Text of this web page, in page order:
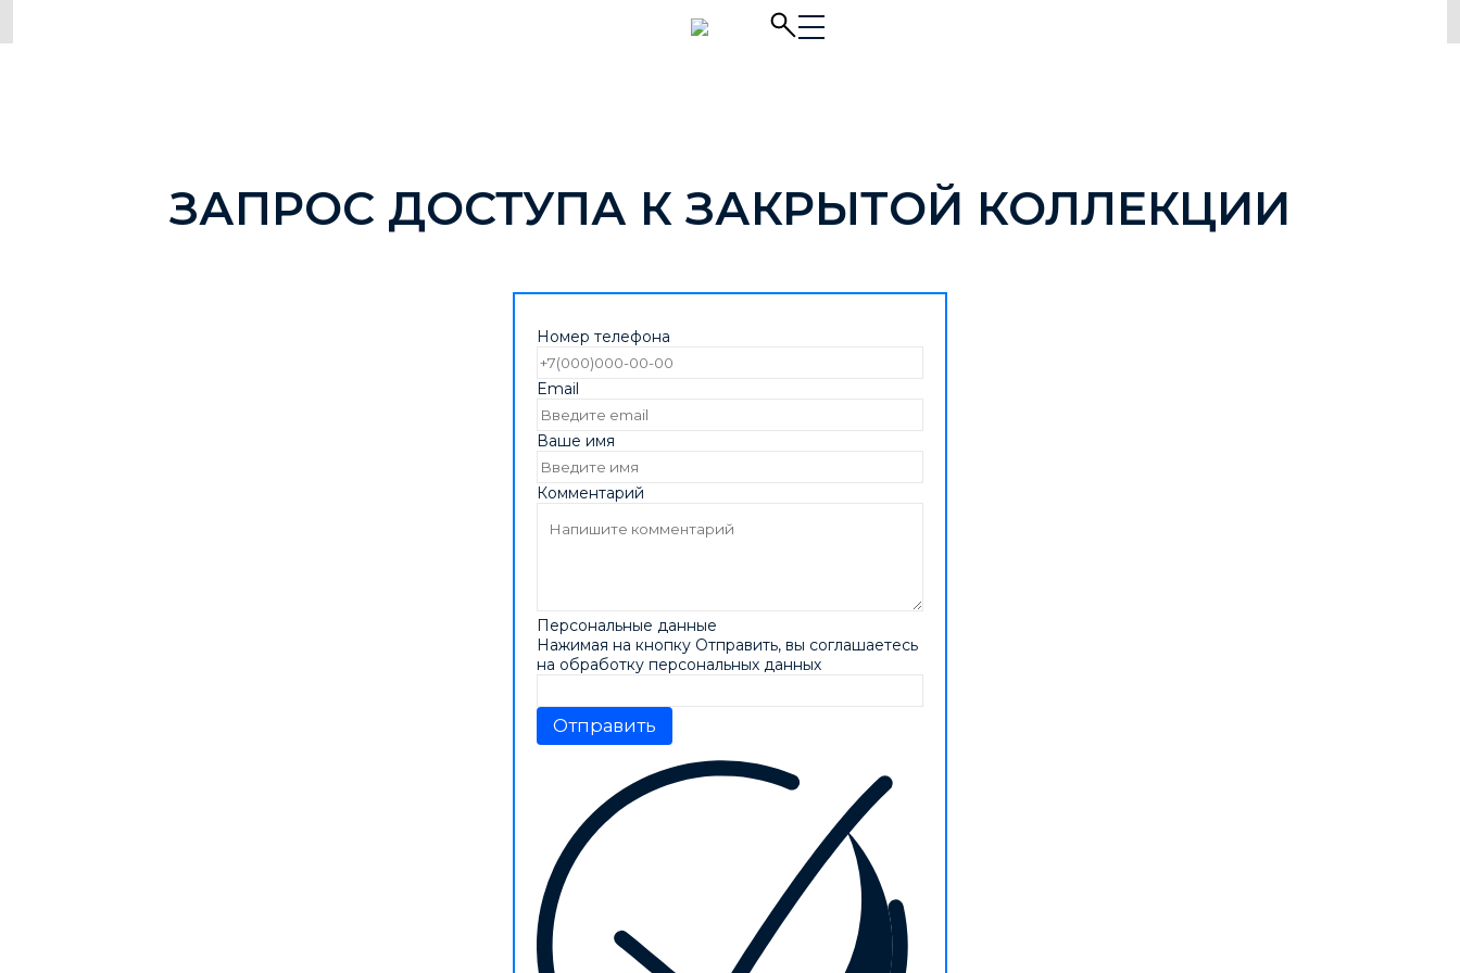
ЗАПРОС ДОСТУПА К ЗАКРЫТОЙ КОЛЛЕКЦИИ
Номер телефона
Email
Ваше имя
Комментарий
Персональные данные
Нажимая на кнопку Отправить, вы соглашаетесь
на обработку персональных данных
Отправить